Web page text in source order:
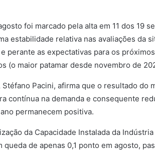
foi marcado pela alta em 11 dos 19
estabilidade relativa nas avaliações da
perante as expectativas para os
(o maior patamar desde novembro de
Pacini, afirma que o resultado do
contínua na demanda e consequente
permanecem positiva.
da Capacidade Instalada da
de apenas 0,1 ponto em agosto,